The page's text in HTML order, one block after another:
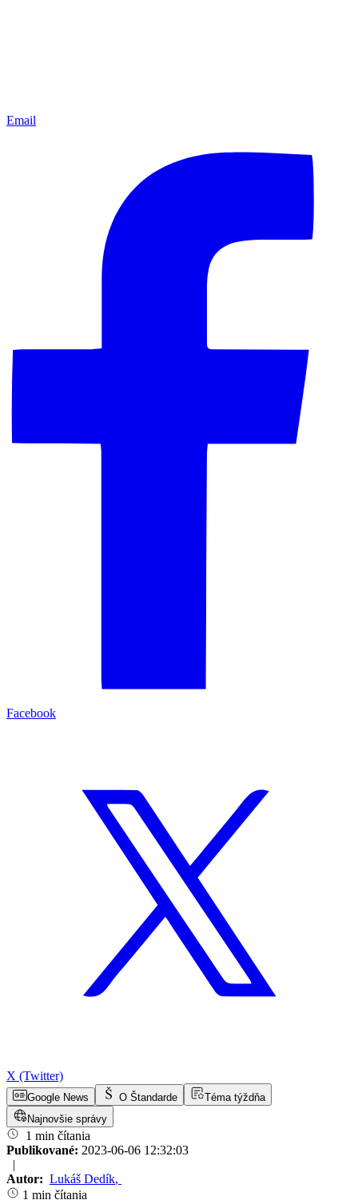
Email
Facebook
X (Twitter)
Google News O Štandarde
Téma týždňa
Najnovšie správy
1 min čítania
Publikované: 2023-06-06 12:32:03
|
Autor: Lukáš Dedík,
1 min čítania